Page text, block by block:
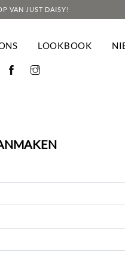
VAN JUST DAISY!
LOOKBOOK
werking van de website. We
van deze cookies kan echter
& VERDER